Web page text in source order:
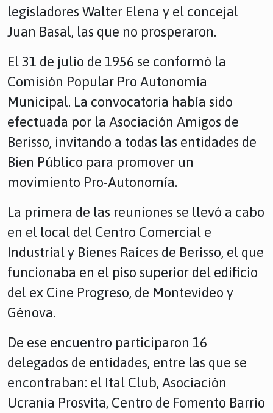
legisladores Walter Elena y el concejal
Juan Basal, las que no prosperaron.
El 31 de julio de 1956 se conformó la
Comisión Popular Pro Autonomía
Municipal. La convocatoria había sido
efectuada por la Asociación Amigos de
Berisso, invitando a todas las entidades de
Bien Público para promover un
movimiento Pro-Autonomía.
La primera de las reuniones se llevó a cabo
en el local del Centro Comercial e
Industrial y Bienes Raíces de Berisso, el que
funcionaba en el piso superior del edificio
del ex Cine Progreso, de Montevideo y
Génova.
De ese encuentro participaron 16
delegados de entidades, entre las que se
encontraban: el Ital Club, Asociación
Ucrania Prosvita, Centro de Fomento Barrio